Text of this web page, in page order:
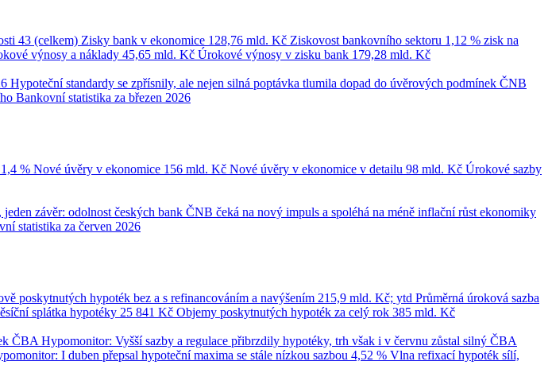
43 (celkem) Zisky bank v ekonomice 128,76 mld. Kč Ziskovost bankovního sektoru 1,12 % zisk na
výnosy a náklady 45,65 mld. Kč Úrokové výnosy v zisku bank 179,28 mld. Kč
Hypoteční standardy se zpřísnily, ale nejen silná poptávka tlumila dopad do úvěrových podmínek ČNB
Bankovní statistika za březen 2026
1,4 % Nové úvěry v ekonomice 156 mld. Kč Nové úvěry v ekonomice v detailu 98 mld. Kč Úrokové sazby
závěr: odolnost českých bank ČNB čeká na nový impuls a spoléhá na méně inflační růst ekonomiky
statistika za červen 2026
poskytnutých hypoték bez a s refinancováním a navýšením 215,9 mld. Kč; ytd Průměrná úroková sazba
splátka hypotéky 25 841 Kč Objemy poskytnutých hypoték za celý rok 385 mld. Kč
ČBA Hypomonitor: Vyšší sazby a regulace přibrzdily hypotéky, trh však i v červnu zůstal silný ČBA
I duben přepsal hypoteční maxima se stále nízkou sazbou 4,52 % Vlna refixací hypoték sílí,